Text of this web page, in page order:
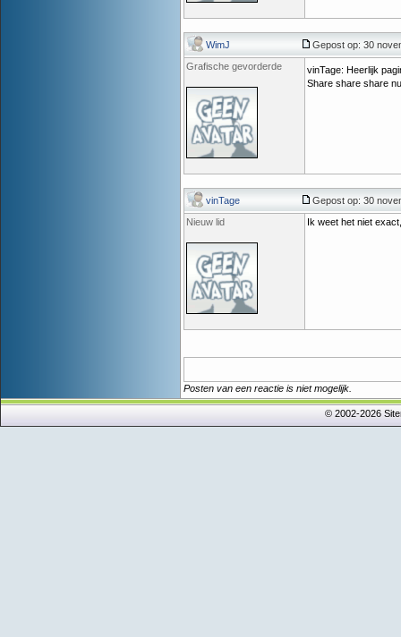
WimJ
Gepost op: 30
Grafische gevorderde
vinTage: Heerlijk
Share share share
vinTage
Gepost op: 30
Nieuw lid
Ik weet het niet
Posten van een reactie is niet mogelijk.
© 2002-2026